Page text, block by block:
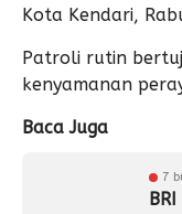
Kota Kendari,
Patroli rutin
kenyamanan
Baca Juga
7